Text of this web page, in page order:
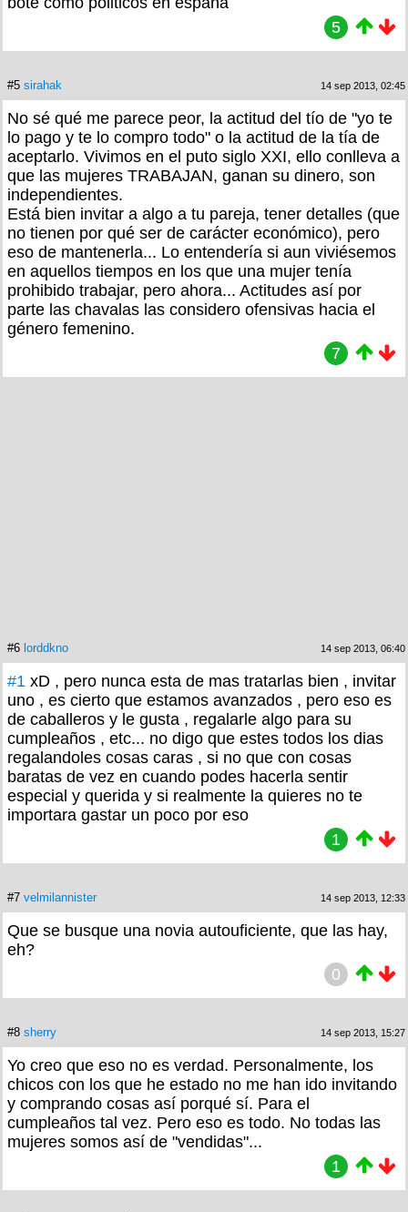
5
#5 sirahak 14 sep 2013, 02:45
No sé qué me parece peor, la actitud del tío de "yo te
lo pago y te lo compro todo" o la actitud de la tía de
aceptarlo. Vivimos en el puto siglo XXI, ello conlleva a
que las mujeres TRABAJAN, ganan su dinero, son
independientes.
Está bien invitar a algo a tu pareja, tener detalles (que
no tienen por qué ser de carácter económico), pero
eso de mantenerla... Lo entendería si aun viviésemos
en aquellos tiempos en los que una mujer tenía
prohibido trabajar, pero ahora... Actitudes así por
parte las chavalas las considero ofensivas hacia el
género femenino.
7
#6 lorddkno 14 sep 2013, 06:40
#1 xD , pero nunca esta de mas tratarlas bien , invitar
uno , es cierto que estamos avanzados , pero eso es
de caballeros y le gusta , regalarle algo para su
cumpleaños , etc... no digo que estes todos los dias
regalandoles cosas caras , si no que con cosas
baratas de vez en cuando podes hacerla sentir
especial y querida y si realmente la quieres no te
importara gastar un poco por eso
1
#7 velmilannister 14 sep 2013, 12:33
Que se busque una novia autouficiente, que las hay,
eh?
0
#8 sherry 14 sep 2013, 15:27
Yo creo que eso no es verdad. Personalmente, los
chicos con los que he estado no me han ido invitando
y comprando cosas así porqué sí. Para el
cumpleaños tal vez. Pero eso es todo. No todas las
mujeres somos así de "vendidas"...
1